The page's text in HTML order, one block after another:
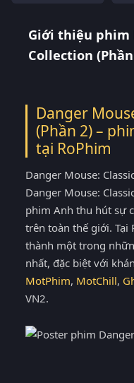
Giới thiệu phim
Collection
Danger
(Phần 2) –
tại RoPhim
Danger Mouse:
Danger Mouse:
phim Anh thu hút sự
trên toàn thế giới. Tại
thành một trong
nhất, đặc biệt với
MotPhim, MotChill,
VN2.